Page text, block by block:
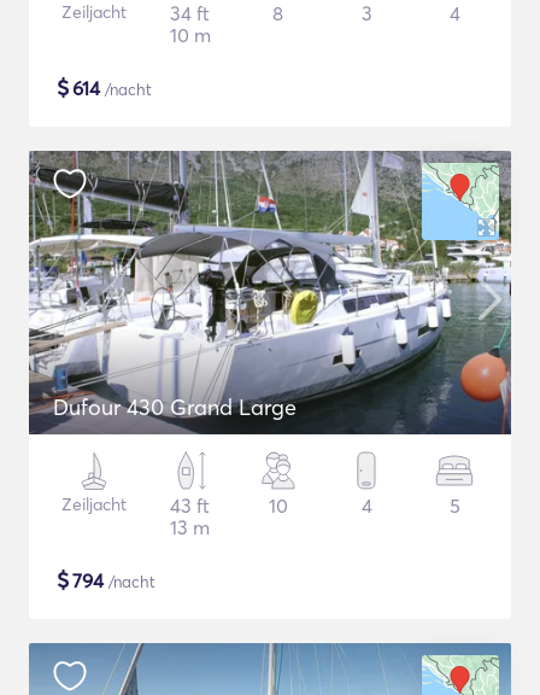
Zeiljacht
34 ft
10 m
8 3 4
$614/nacht
Dufour 430 Grand Large
Zeiljacht
43 ft
13 m
10 4 5
$794/nacht